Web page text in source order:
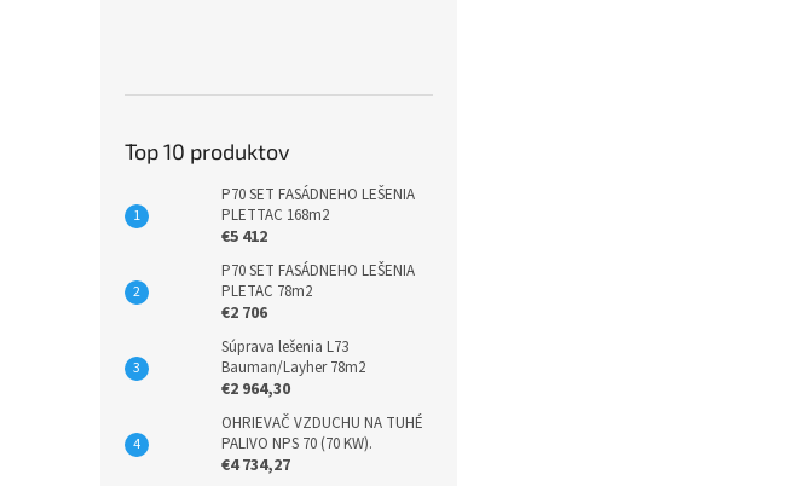
Top 10 produktov
P70 SET FASÁDNEHO LEŠENIA
PLETTAC 168m2
€5 412
P70 SET FASÁDNEHO LEŠENIA
PLETAC 78m2
€2 706
Súprava lešenia L73
Bauman/Layher 78m2
€2 964,30
OHRIEVAČ VZDUCHU NA TUHÉ
PALIVO NPS 70 (70 KW).
€4 734,27